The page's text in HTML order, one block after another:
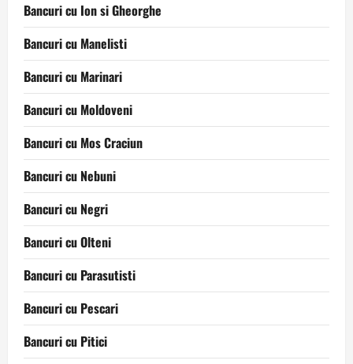
Bancuri cu Ion si Gheorghe
Bancuri cu Manelisti
Bancuri cu Marinari
Bancuri cu Moldoveni
Bancuri cu Mos Craciun
Bancuri cu Nebuni
Bancuri cu Negri
Bancuri cu Olteni
Bancuri cu Parasutisti
Bancuri cu Pescari
Bancuri cu Pitici